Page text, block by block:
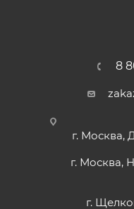
8
г. Москва,
г. Москва,
г.